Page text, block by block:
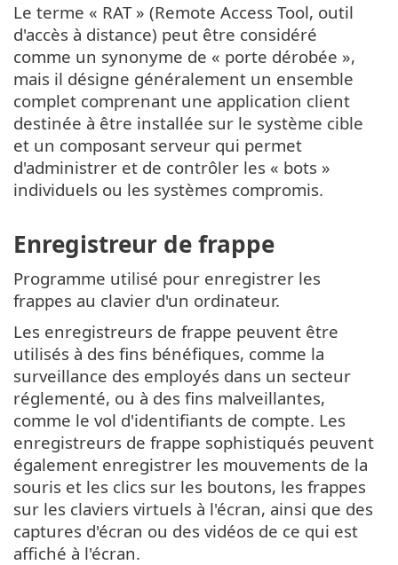
Le terme « RAT » (Remote Access Tool, outil
d'accès à distance) peut être considéré
comme un synonyme de « porte dérobée »,
mais il désigne généralement un ensemble
complet comprenant une application client
destinée à être installée sur le système cible
et un composant serveur qui permet
d'administrer et de contrôler les « bots »
individuels ou les systèmes compromis.
Enregistreur de frappe
Programme utilisé pour enregistrer les
frappes au clavier d'un ordinateur.
Les enregistreurs de frappe peuvent être
utilisés à des fins bénéfiques, comme la
surveillance des employés dans un secteur
réglementé, ou à des fins malveillantes,
comme le vol d'identifiants de compte. Les
enregistreurs de frappe sophistiqués peuvent
également enregistrer les mouvements de la
souris et les clics sur les boutons, les frappes
sur les claviers virtuels à l'écran, ainsi que des
captures d'écran ou des vidéos de ce qui est
affiché à l'écran.